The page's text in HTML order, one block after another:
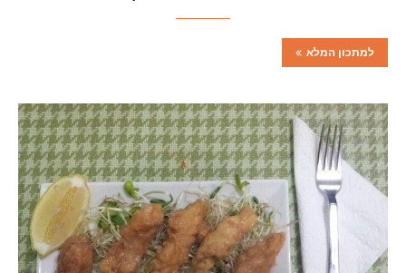
למתכון המלא